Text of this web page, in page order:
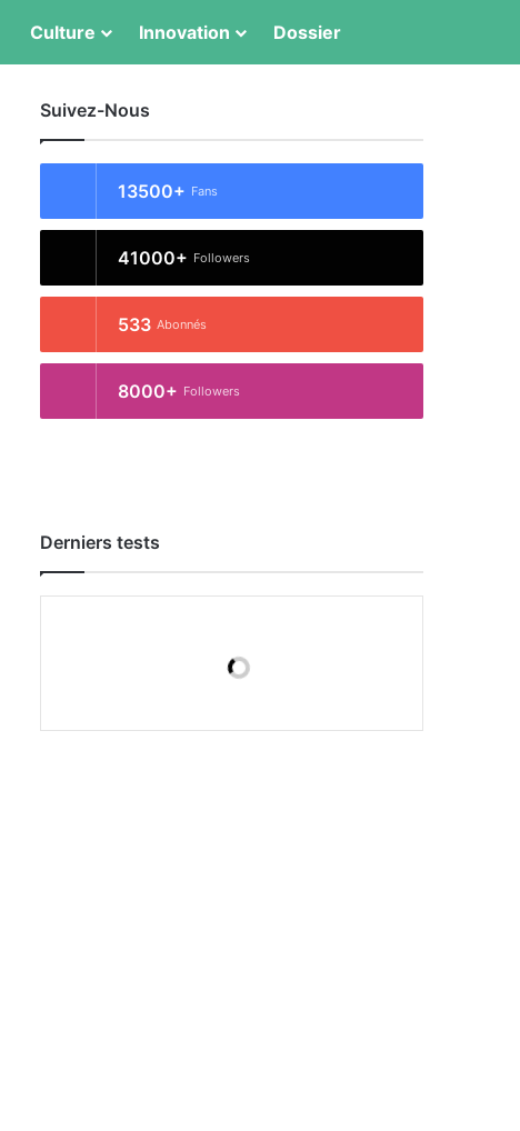
Culture Innovation Dossier
Suivez-Nous
13500+ Fans
41000+ Followers
533 Abonnés
8000+ Followers
Derniers tests